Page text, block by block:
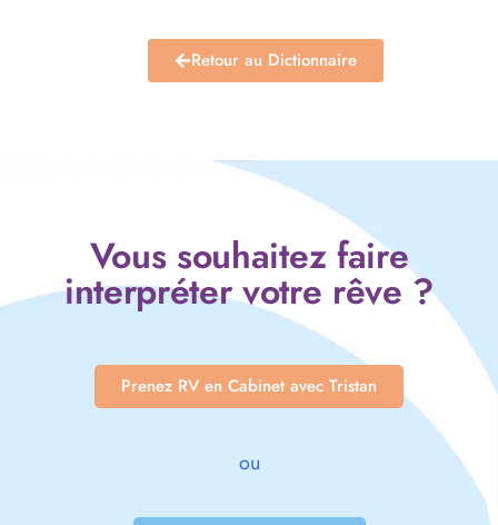
Retour au Dictionnaire
Vous souhaitez faire
interpréter votre rêve ?
Prenez RV en Cabinet avec Tristan
ou